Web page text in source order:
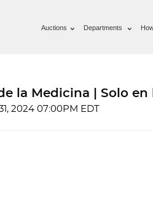
Auctions Departments
la Medicina | Solo en
2024 07:00PM EDT